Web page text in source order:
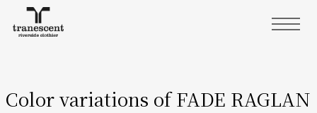
Color variations of FADE RAGLAN